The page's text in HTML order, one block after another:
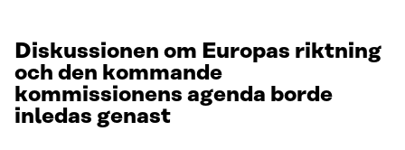
Diskussionen om Europas riktning
och den kommande
kommissionens agenda borde
inledas genast